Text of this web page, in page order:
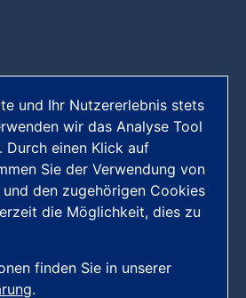
und Ihr Nutzererlebnis stets
wir das Analyse Tool
Durch einen Klick auf
Sie der Verwendung von
den zugehörigen Cookies
die Möglichkeit, dies zu
finden Sie in unserer
.